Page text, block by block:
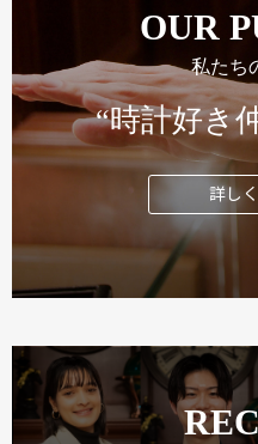
OUR
私たち
“時計好き
詳し